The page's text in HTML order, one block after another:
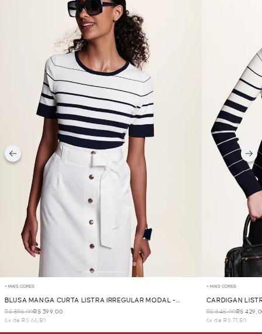
+ MAIS CORES
BLUSA MANGA CURTA LISTRA IRREGULAR MODAL -
MARINHO
R$ 598,00R$ 399,00
6x de R$ 66,50
+ MAIS CORES
CARDIGAN
R$ 848,00R$
6x de R$ 71,50